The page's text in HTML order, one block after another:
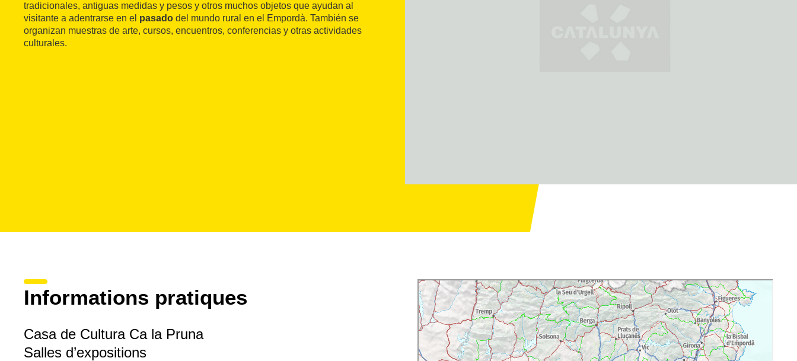
tradicionales, antiguas medidas y pesos y otros muchos objetos que ayudan al
visitante a adentrarse en el pasado del mundo rural en el Empordà. También se
organizan muestras de arte, cursos, encuentros, conferencias y otras actividades
culturales.
Informations pratiques
Casa de Cultura Ca la Pruna
Salles d’expositions